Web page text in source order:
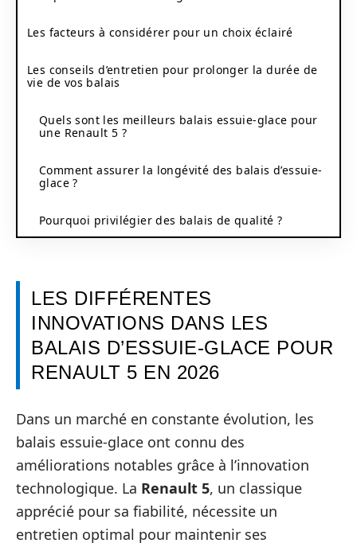
Les facteurs à considérer pour un choix éclairé
Les conseils d’entretien pour prolonger la durée de
vie de vos balais
Quels sont les meilleurs balais essuie-glace pour
une Renault 5 ?
Comment assurer la longévité des balais d’essuie-
glace ?
Pourquoi privilégier des balais de qualité ?
LES DIFFÉRENTES
INNOVATIONS DANS LES
BALAIS D’ESSUIE-GLACE POUR
RENAULT 5 EN 2026
Dans un marché en constante évolution, les
balais essuie-glace ont connu des
améliorations notables grâce à l’innovation
technologique. La Renault 5, un classique
apprécié pour sa fiabilité, nécessite un
entretien optimal pour maintenir ses